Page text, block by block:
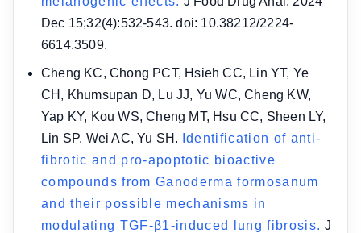
Dec 15;32(4):532-543. doi: 10.38212/2224-
6614.3509.
Cheng KC, Chong PCT, Hsieh CC, Lin YT, Ye
CH, Khumsupan D, Lu JJ, Yu WC, Cheng KW,
Yap KY, Kou WS, Cheng MT, Hsu CC, Sheen LY,
Lin SP, Wei AC, Yu SH.
Identification of anti-
fibrotic and pro-apoptotic bioactive
compounds from Ganoderma formosanum
and their possible mechanisms in
modulating TGF-β1-induced lung fibrosis. J